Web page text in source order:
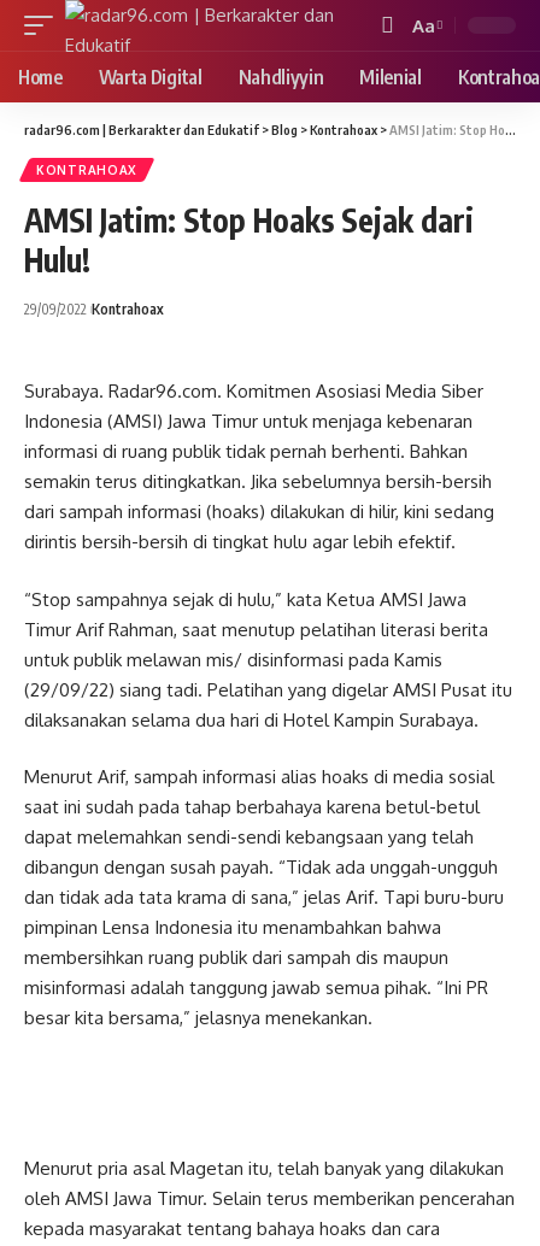
Font
Resizer
Aa
Home Warta Digital Nahdliyyin Milenial
radar96.com | Berkarakter dan Edukatif >Blog >Kontrahoax >AMSI Jatim: Stop Hoaks Sejak dari Hulu!
KONTRAHOAX
AMSI Jatim: Stop Hoaks Sejak dari
Hulu!
29/09/2022 Kontrahoax
Surabaya. Radar96.com. Komitmen Asosiasi Media Siber
Indonesia (AMSI) Jawa Timur untuk menjaga kebenaran
informasi di ruang publik tidak pernah berhenti. Bahkan
semakin terus ditingkatkan. Jika sebelumnya bersih-bersih
dari sampah informasi (hoaks) dilakukan di hilir, kini sedang
dirintis bersih-bersih di tingkat hulu agar lebih efektif.
“Stop sampahnya sejak di hulu,” kata Ketua AMSI Jawa
Timur Arif Rahman, saat menutup pelatihan literasi berita
untuk publik melawan mis/ disinformasi pada Kamis
(29/09/22) siang tadi. Pelatihan yang digelar AMSI Pusat itu
dilaksanakan selama dua hari di Hotel Kampin Surabaya.
Menurut Arif, sampah informasi alias hoaks di media sosial
saat ini sudah pada tahap berbahaya karena betul-betul
dapat melemahkan sendi-sendi kebangsaan yang telah
dibangun dengan susah payah. “Tidak ada unggah-ungguh
dan tidak ada tata krama di sana,” jelas Arif. Tapi buru-buru
pimpinan Lensa Indonesia itu menambahkan bahwa
membersihkan ruang publik dari sampah dis maupun
misinformasi adalah tanggung jawab semua pihak. “Ini PR
besar kita bersama,” jelasnya menekankan.
Menurut pria asal Magetan itu, telah banyak yang dilakukan
oleh AMSI Jawa Timur. Selain terus memberikan pencerahan
kepada masyarakat tentang bahaya hoaks dan cara